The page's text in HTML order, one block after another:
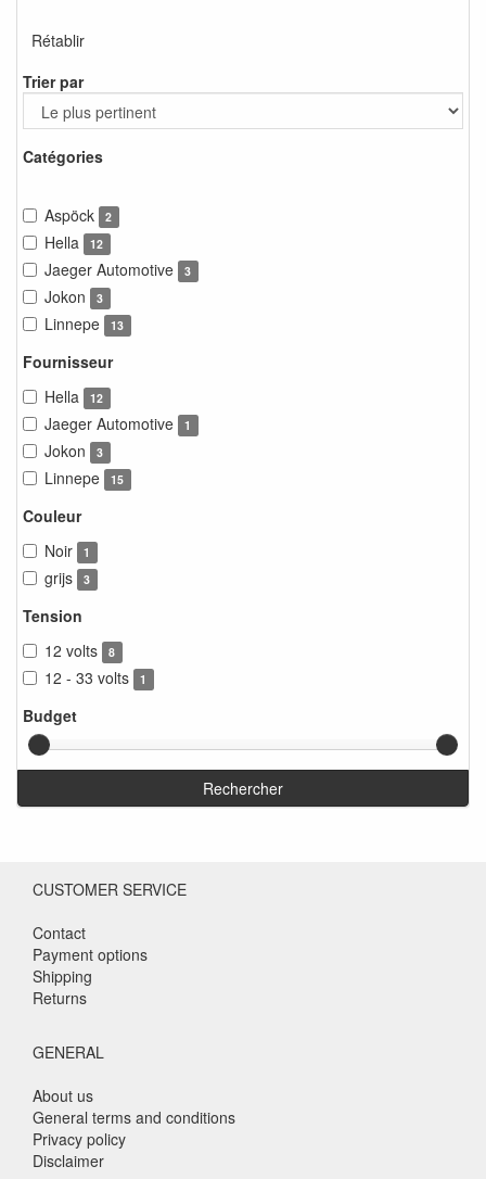
Rétablir
Trier par
Catégories
Aspöck 2
Hella 12
Jaeger Automotive 3
Jokon 3
Linnepe 13
Fournisseur
Hella
12
Jaeger Automotive 1
Jokon 3
Linnepe 15
Couleur
Noir
1
grijs 3
Tension
12 volts
8
12 - 33 volts 1
Budget
Rechercher
CUSTOMER SERVICE
Contact
Payment options
Shipping
Returns
GENERAL
About us
General terms and conditions
Privacy policy
Disclaimer